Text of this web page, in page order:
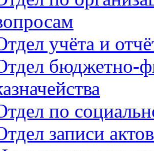
учёта и
бюджетно-
по
записи